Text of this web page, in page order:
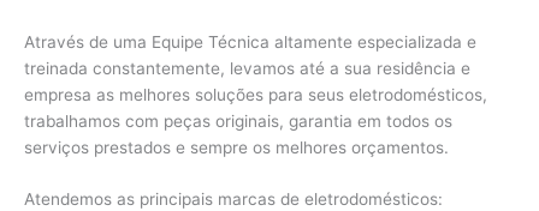
Através de uma Equipe Técnica altamente especializada e
treinada constantemente, levamos até a sua residência e
empresa as melhores soluções para seus eletrodomésticos,
trabalhamos com peças originais, garantia em todos os
serviços prestados e sempre os melhores orçamentos.
Atendemos as principais marcas de eletrodomésticos: